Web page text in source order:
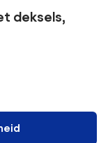
deksels,